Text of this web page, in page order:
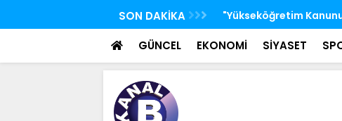
SON DAKİKA
Bazı Kanunlarda Değişiklik Yapılmasına
Dışişleri Bakanı
Ülke Hedefimizde Değil
GÜNCEL EKONOMİ SİYASET